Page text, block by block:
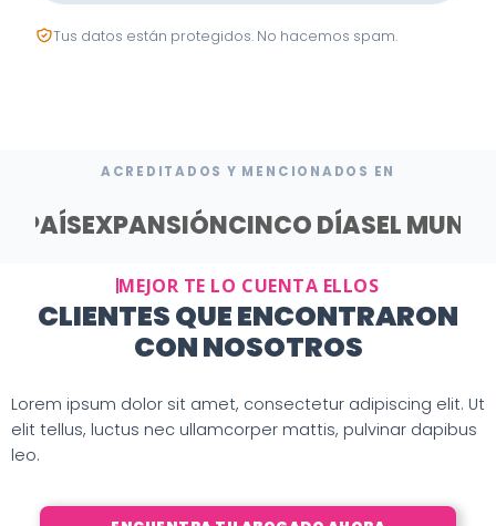
Tus datos están protegidos. No hacemos spam.
ACREDITADOS Y MENCIONADOS EN
PAÍSEXPANSIÓNCINCO DÍASEL
MEJOR TE LO CUENTA ELLOS
CLIENTES QUE ENCONTRARON
CON NOSOTROS
Lorem ipsum dolor sit amet, consectetur adipiscing elit. Ut
elit tellus, luctus nec ullamcorper mattis, pulvinar dapibus
leo.